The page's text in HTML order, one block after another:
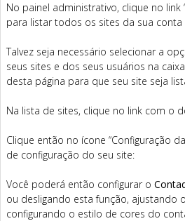
No painel administrativo, clique no link
para listar todos os sites da sua
Talvez seja necessário selecionar a
seus sites e dos seus usuários na
desta página para que seu site seja
Na lista de sites, clique no link com o
Clique então no ícone “Configuração
de configuração do seu site:
Você poderá então configurar o
ou desligando esta função, ajustando
configurando o estilo de cores do